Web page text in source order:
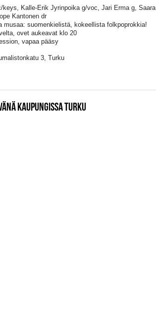
keys, Kalle-Erik Jyrinpoika g/voc, Jari Erma g, Saara
Kantonen dr
musaa: suomenkielistä, kokeellista folkpoprokkia!
ovet aukeavat klo 20
vapaa pääsy
3, Turku
KAUPUNGISSA TURKU